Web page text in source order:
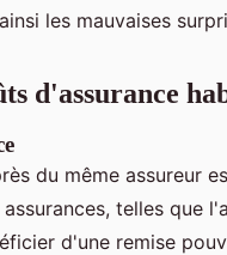
les mauvaises
d'assurance
du même assureur
telles que
d'une remise